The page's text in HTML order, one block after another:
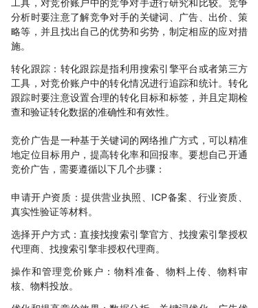
工具，对竞价账户中的竞争对手进行研究和比较。竞争
分析时要注意了解竞争对手的关键词、广告、出价、策
略等，并且找出自己的优势和劣势，制定相应的应对措
施。
转化跟踪：转化跟踪是指利用搜索引擎平台或者第三方
工具，对竞价账户中的转化情况进行追踪和统计。转化
跟踪时要注意设置合理的转化目标和标签，并且定期检
查和验证转化数据的准确性和有效性。
竞价广告是一种基于关键词的网络推广方式，可以精准
地定位目标用户，提高转化率和回报率。要想自己开通
竞价广告，需要遵循以下几个步骤：
申请开户资质：提供营业执照、ICP备案、行业资质、
真实性验证等材料。
选择开户方式：直接找搜索引擎官方、找搜索引擎授权
代理商、找搜索引擎非授权代理商。
操作和管理竞价账户：物料准备、物料上传、物料审
核、物料投放。